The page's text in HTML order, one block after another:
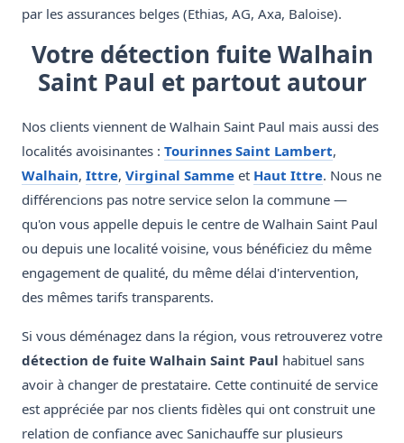
par les assurances belges (Ethias, AG, Axa, Baloise).
Votre détection fuite Walhain
Saint Paul et partout autour
Nos clients viennent de Walhain Saint Paul mais aussi des
localités avoisinantes : Tourinnes Saint Lambert,
Walhain, Ittre, Virginal Samme et Haut Ittre. Nous ne
différencions pas notre service selon la commune —
qu'on vous appelle depuis le centre de Walhain Saint Paul
ou depuis une localité voisine, vous bénéficiez du même
engagement de qualité, du même délai d'intervention,
des mêmes tarifs transparents.
Si vous déménagez dans la région, vous retrouverez votre
détection de fuite Walhain Saint Paul habituel sans
avoir à changer de prestataire. Cette continuité de service
est appréciée par nos clients fidèles qui ont construit une
relation de confiance avec Sanichauffe sur plusieurs